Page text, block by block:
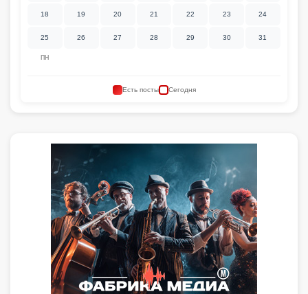
ПН
18 19 20 21 22 23 24
25 26 27 28 29 30 31
Есть посты Сегодня